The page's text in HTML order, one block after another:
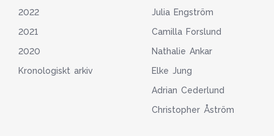
2022
2021
2020
Kronologiskt arkiv
Julia Engström
Camilla Forslund
Nathalie Ankar
Elke Jung
Adrian Cederlund
Christopher Åström